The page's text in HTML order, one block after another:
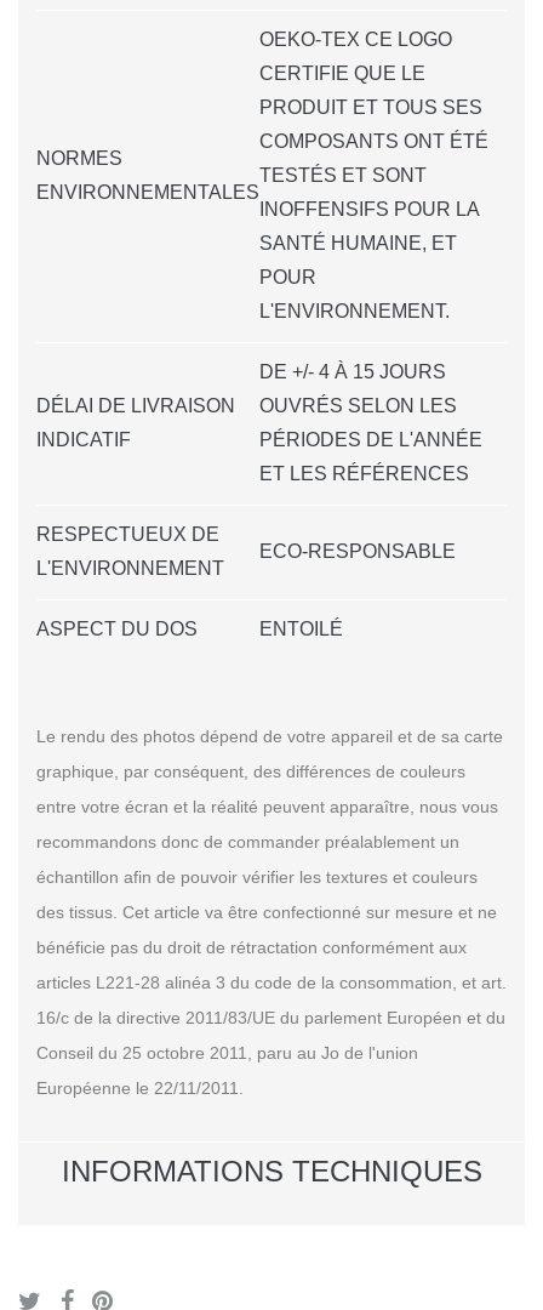
NORMES
ENVIRONNEMENTALES
OEKO-TEX CE LOGO
CERTIFIE QUE LE
PRODUIT ET TOUS SES
COMPOSANTS ONT ÉTÉ
TESTÉS ET SONT
INOFFENSIFS POUR LA
SANTÉ HUMAINE, ET
POUR
L'ENVIRONNEMENT.
DÉLAI DE LIVRAISON
INDICATIF
DE +/- 4 À 15 JOURS
OUVRÉS SELON LES
PÉRIODES DE L'ANNÉE
ET LES RÉFÉRENCES
RESPECTUEUX DE
L'ENVIRONNEMENT
ECO-RESPONSABLE
ASPECT DU DOS ENTOILÉ
Le rendu des photos dépend de votre appareil et de sa carte
graphique, par conséquent, des différences de couleurs
entre votre écran et la réalité peuvent apparaître, nous vous
recommandons donc de commander préalablement un
échantillon afin de pouvoir vérifier les textures et couleurs
des tissus. Cet article va être confectionné sur mesure et ne
bénéficie pas du droit de rétractation conformément aux
articles L221-28 alinéa 3 du code de la consommation, et art.
16/c de la directive 2011/83/UE du parlement Européen et du
Conseil du 25 octobre 2011, paru au Jo de l'union
Européenne le 22/11/2011.
INFORMATIONS TECHNIQUES